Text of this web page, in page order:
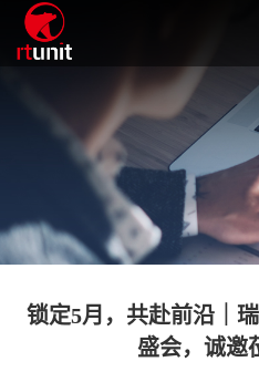
锁定5月，共赴前沿｜
盛会，诚邀